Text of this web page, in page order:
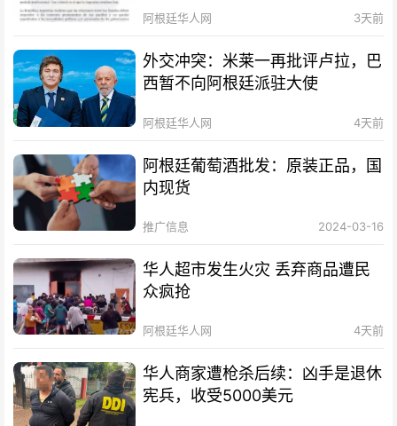
阿根廷华人网 3天前
外交冲突：米莱一再批评卢拉，巴
西暂不向阿根廷派驻大使
阿根廷华人网 4天前
阿根廷葡萄酒批发：原装正品，国
内现货
推广信息 2024-03-16
华人超市发生火灾 丢弃商品遭民
众疯抢
阿根廷华人网 4天前
华人商家遭枪杀后续：凶手是退休
宪兵，收受5000美元